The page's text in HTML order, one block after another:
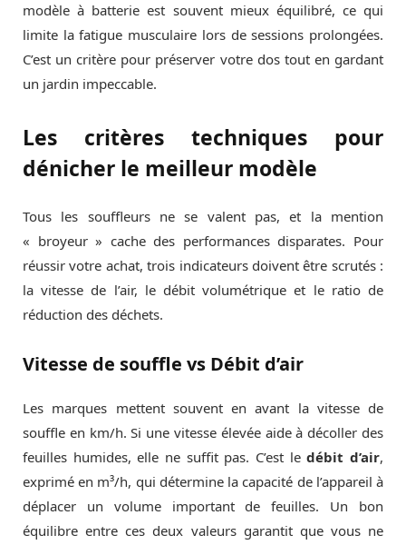
modèle à batterie est souvent mieux équilibré, ce qui
limite la fatigue musculaire lors de sessions prolongées.
C’est un critère pour préserver votre dos tout en gardant
un jardin impeccable.
Les critères techniques pour
dénicher le meilleur modèle
Tous les souffleurs ne se valent pas, et la mention
« broyeur » cache des performances disparates. Pour
réussir votre achat, trois indicateurs doivent être scrutés :
la vitesse de l’air, le débit volumétrique et le ratio de
réduction des déchets.
Vitesse de souffle vs Débit d’air
Les marques mettent souvent en avant la vitesse de
souffle en km/h. Si une vitesse élevée aide à décoller des
feuilles humides, elle ne suffit pas. C’est ledébit d’air,
exprimé en m³/h, qui détermine la capacité de l’appareil à
déplacer un volume important de feuilles. Un bon
équilibre entre ces deux valeurs garantit que vous ne